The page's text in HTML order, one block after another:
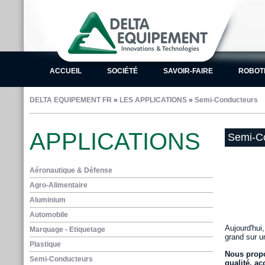
ACCUEIL SOCIÉTÉ SAVOIR-FAIRE
DELTA EQUIPEMENT FR » LES APPLICATIONS » Semi-Conducteurs
APPLICATIONS
Aéronautique & Défense
Agro-Alimentaire
Aluminium
Automobile
Marquage - Etiquetage
Plastique
Semi-Conducteurs
Semi-
grand sur
Nous
qualité,